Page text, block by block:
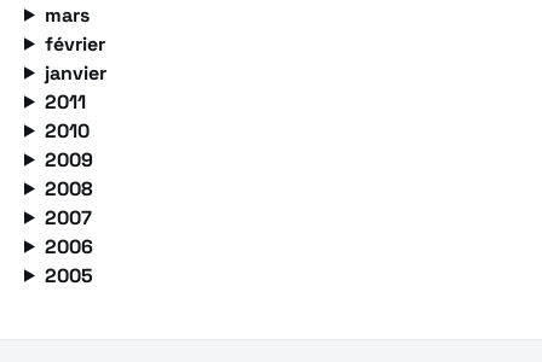
mars
février
janvier
2011
2010
2009
2008
2007
2006
2005